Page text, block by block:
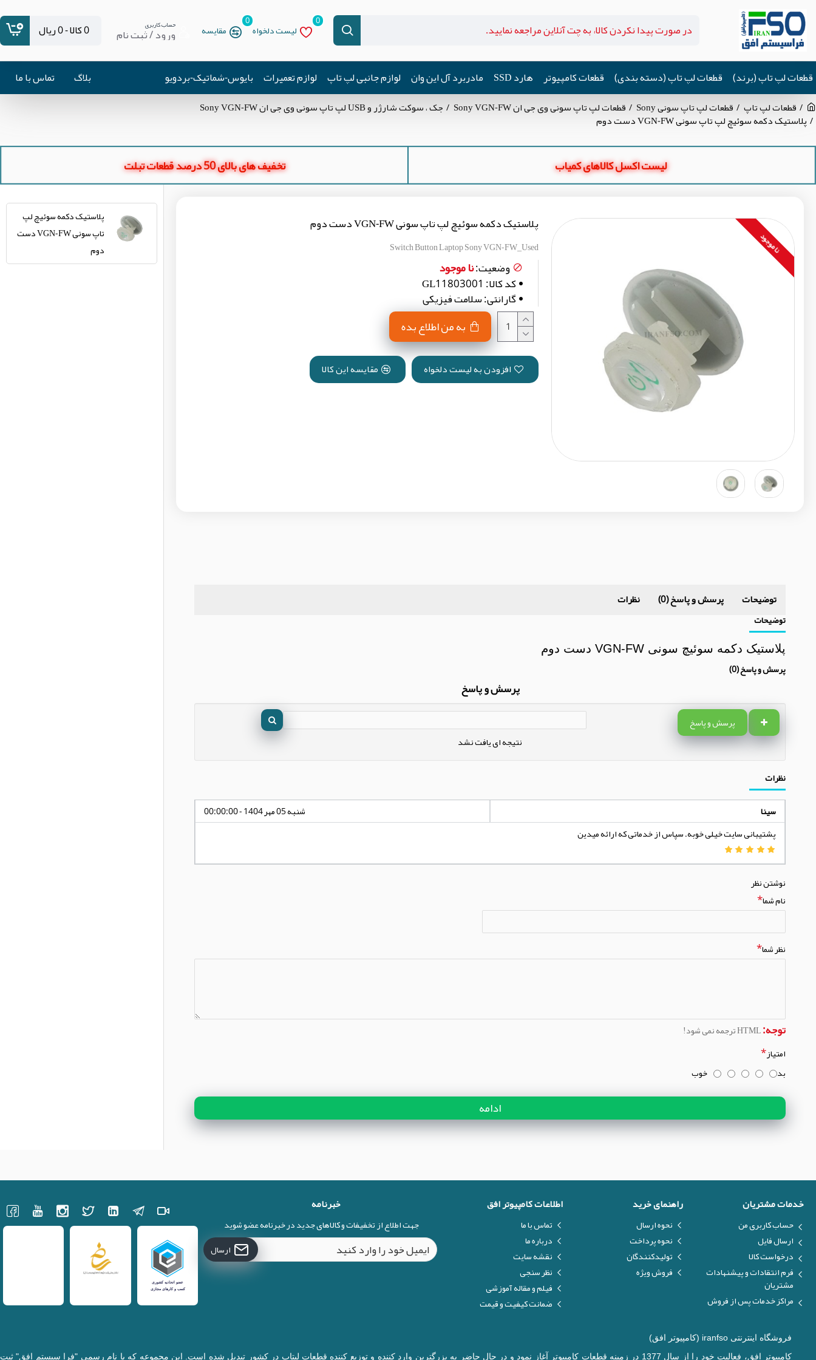
لیست دلخواه
0
مقایسه
0 حساب کاربری
ورود / ثبت نام 0 کالا - 0 ریال
قطعات لپ تاپ (برند) قطعات لپ تاپ (دسته بندی) قطعات کامپیوتر هارد SSD مادربرد آل این وان لوازم جانبی لپ تاپ لوازم تعمیرات بایوس-شماتیک-بردویو بلاگ تماس با ما
قطعات لپ تاپ قطعات لپ تاپ سونی Sony قطعات لپ تاپ سونی وی جی ان Sony VGN-FW جک ، سوکت شارژر و USB لپ تاپ سونی وی جی ان Sony VGN-FW
پلاستیک دکمه سوئیچ لپ تاپ سونی VGN-FW دست دوم
لیست اکسل کالاهای کمیاب تخفیف های بالای 50 درصد قطعات تبلت
نا موجود
پلاستیک دکمه سوئیچ لپ تاپ سونی VGN-FW دست دوم
Switch Button Laptop Sony VGN-FW_Used
وضعیت:نا موجود
کد کالا: GL11803001
گارانتی:سلامت فیزیکی
به من اطلاع بده
افزودن به لیست دلخواه مقایسه این کالا
توضیحات پرسش و پاسخ (0) نظرات
توضیحات
پلاستیک دکمه سوئیچ سونی VGN-FW دست دوم
پرسش و پاسخ (0)
پرسش و پاسخ
پرسش و پاسخ
نتیجه ای یافت نشد
نظرات
سینا
شنبه 05 مهر 1404 - 00:00:00
پشتیبانی سایت خیلی خوبه. سپاس از خدماتی که ارائه میدین
نوشتن نظر
نام شما
نظر شما
توجه:
امتیاز
بد
خوب
ادامه
پلاستیک دکمه سوئیچ لپ
تاپ سونی VGN-FW دست
دوم
خدمات مشتریان
حساب کاربری من
ارسال فایل
درخواست کالا
فرم انتقادات و پیشنهادات
مشتریان
مراکز خدمات پس از فروش
راهنمای خرید
نحوه ارسال
نحوه پرداخت
تولیدکنندگان
فروش ویژه
اطلاعات کامپیوتر افق
تماس با ما
درباره ما
نقشه سایت
نظر سنجی
فیلم و مقاله آموزشی
ضمانت کیفیت و قیمت
خبرنامه
جهت اطلاع از تخفیفات و کالاهای جدید در خبرنامه عضو شوید
ارسال
فروشگاه اینترنتی iranfso (کامپیوتر افق)
کامپیوتر افق، فعالیت خود را از سال 1377 در زمینه قطعات کامپیوتر آغاز نمود و در حال حاضر به بزرگترین وارد کننده و توزیع کننده قطعات لپتاپ در کشور تبدیل شده است. این مجموعه که با نام رسمی "فرا سیستم افق" ثبت